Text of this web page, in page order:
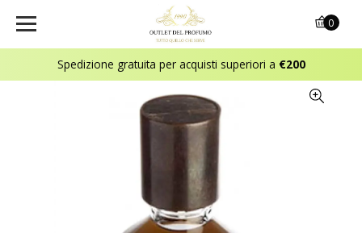
Spedizione gratuita per acquisti superiori a €200
0